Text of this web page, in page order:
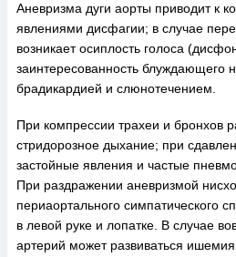
Аневризма дуги аорты приводит к
явлениями дисфагии; в случае
возникает осиплость голоса
заинтересованность блуждающего
брадикардией и слюнотечением.
При компрессии трахеи и бронхов
стридорозное дыхание; при
застойные явления и частые
При раздражении аневризмой
периаортального симпатического
в левой руке и лопатке. В случае
артерий может развиваться ишемия